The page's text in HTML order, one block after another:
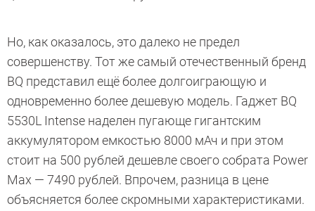
Но, как оказалось, это далеко не предел
совершенству. Тот же самый отечественный бренд
BQ представил ещё более долгоиграющую и
одновременно более дешевую модель. Гаджет BQ
5530L Intense наделен пугающе гигантским
аккумулятором емкостью 8000 мАч и при этом
стоит на 500 рублей дешевле своего собрата Power
Max — 7490 рублей. Впрочем, разница в цене
объясняется более скромными характеристиками.